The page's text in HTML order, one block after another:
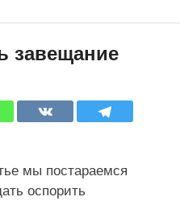
завещание
мы постараемся
оспорить